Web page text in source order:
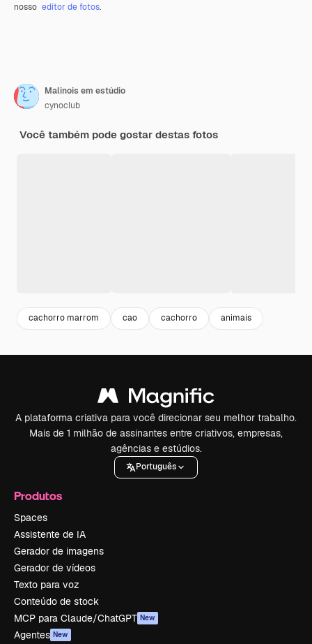
nosso editor de fotos.
Malinois em estúdio
cynoclub
Você também pode gostar destas fotos
cachorro marrom cao cachorro animais
A plataforma criativa para você direcionar seu melhor trabalho.
Mais de 1 milhão de assinantes entre criativos, empresas,
agências e estúdios.
Português
Produtos
Spaces
Assistente de IA
Gerador de imagens
Gerador de vídeos
Texto para voz
Conteúdo de stock
MCP para Claude/ChatGPT New
Agentes New